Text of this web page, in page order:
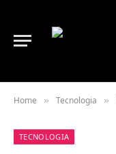
Home » Tecnologia »
TECNOLOGIA